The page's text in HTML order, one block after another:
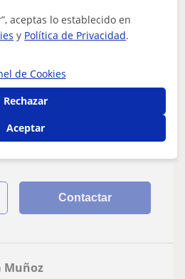
Mayor ...
básicas
a domicilio de
matemáticas a todos los
Pamplon...
Contactar
Muñoz
aceptas lo establecido en
y Política de Privacidad.
de Cookies
Rechazar
Aceptar